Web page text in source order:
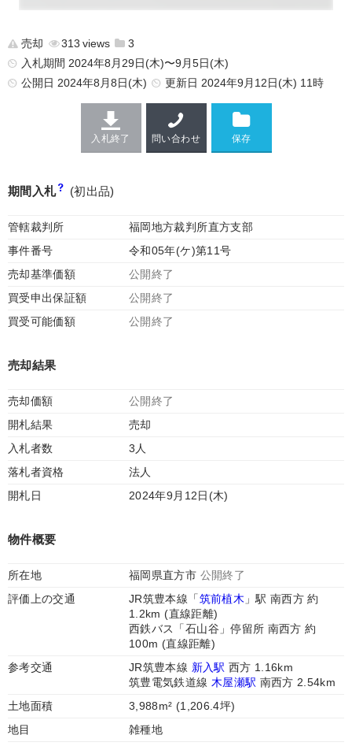
売却 313
3
入札期間 2024年8月29日(木)〜9月5日(木)
公開日 2024年8月8日(木) 更新日 2024年9月12日(木) 11時
入札終了 問い合わせ
期間入札 (初出品)
管轄裁判所
福岡地方裁判所直方支部
事件番号
令和05年(ケ)第11号
売却基準価額
公開終了
買受申出保証額
公開終了
買受可能価額
公開終了
売却結果
売却価額
公開終了
開札結果
売却
入札者数
3人
落札者資格
法人
開札日
2024年9月12日(木)
物件概要
所在地 福岡県直方市 公開終了
評価上の交通
JR筑豊本線「筑前植木 」駅 南西方 約
1.2km (直線距離)
西鉄バス「石山谷」停留所 南西方 約
100m (直線距離)
参考交通
JR筑豊本線 新入駅 西方 1.16km
筑豊電気鉄道線 木屋瀬駅 南西方 2.54km
土地面積
3,988m² (1,206.4坪)
地目
雑種地